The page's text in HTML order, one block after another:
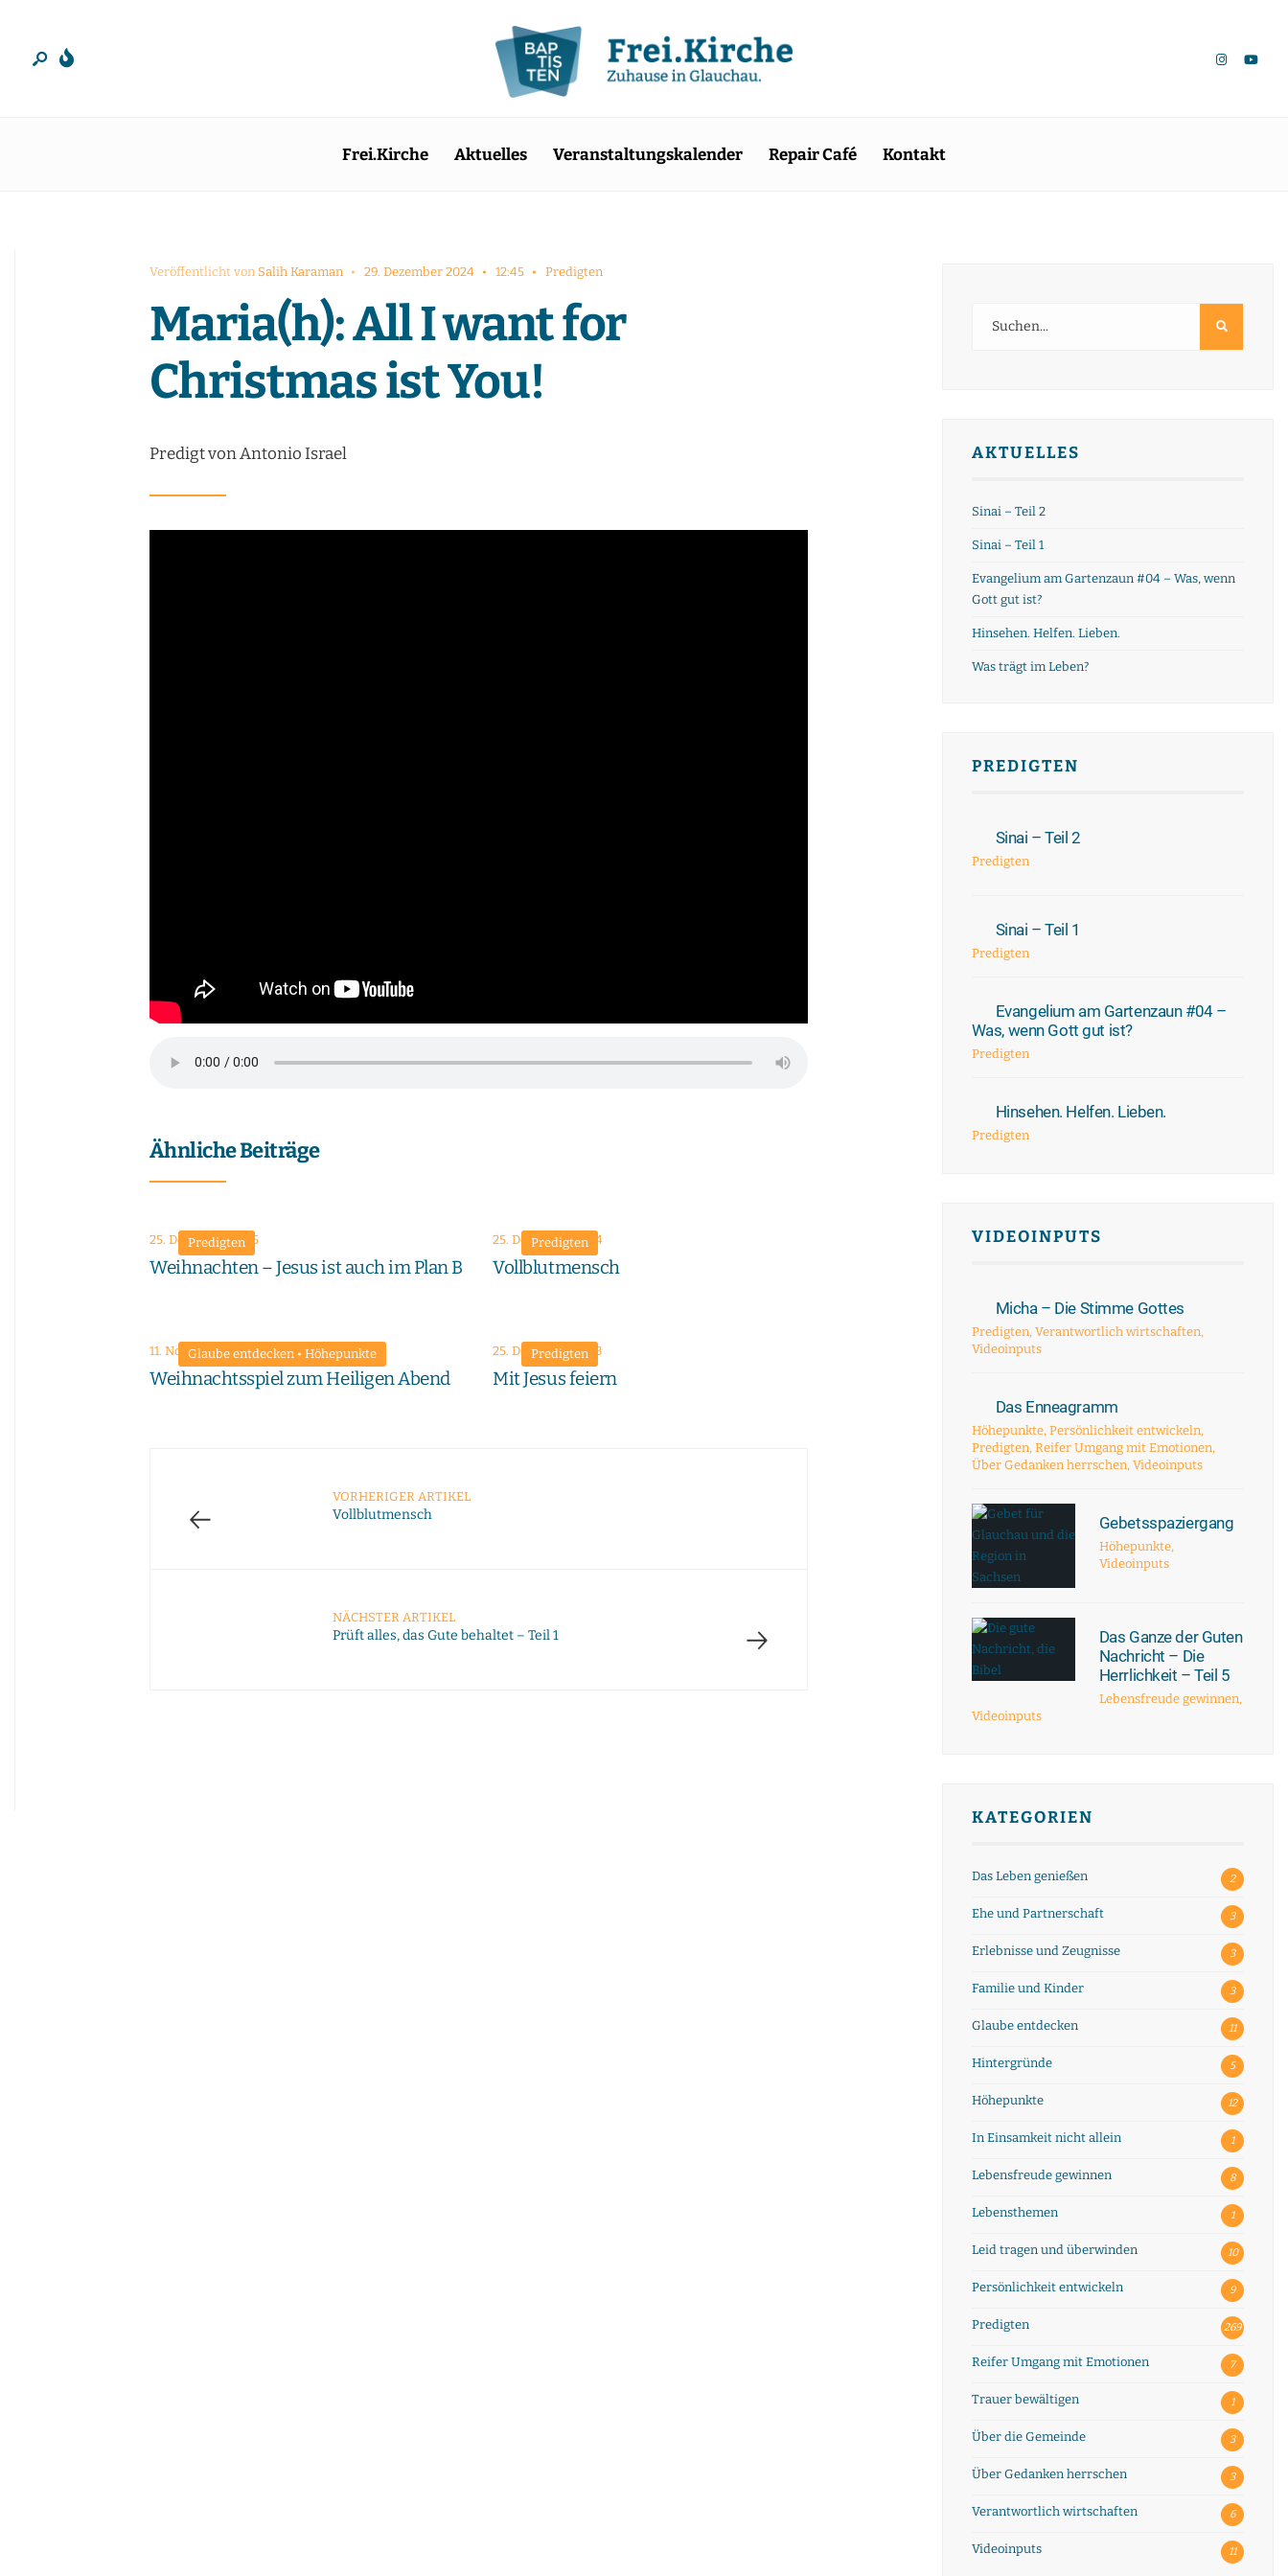
Frei.Kirche Aktuelles Veranstaltungskalender Repair Café Kontakt
Veröffentlicht von Salih Karaman • 29. Dezember 2024 • 12:45 • Predigten
Maria(h): All I want for
Christmas ist You!
Predigt von Antonio Israel
Ähnliche Beiträge
Predigten
25. Dezember 2025
Weihnachten – Jesus ist auch im Plan B
Predigten
25. Dezember 2024
Vollblutmensch
Glaube entdecken • Höhepunkte
11. November 2024
Weihnachtsspiel zum Heiligen Abend
Predigten
25. Dezember 2023
Mit Jesus feiern
←
VORHERIGER ARTIKEL
Vollblutmensch
→
NÄCHSTER ARTIKEL
Prüft alles, das Gute behaltet – Teil 1
AKTUELLES
Sinai – Teil 2
Sinai – Teil 1
Evangelium am Gartenzaun #04 – Was, wenn
Gott gut ist?
Hinsehen. Helfen. Lieben.
Was trägt im Leben?
PREDIGTEN
Sinai – Teil 2
Predigten
Sinai – Teil 1
Predigten
Evangelium am Gartenzaun #04 –
Was, wenn Gott gut ist?
Predigten
Hinsehen. Helfen. Lieben.
Predigten
VIDEOINPUTS
Micha – Die Stimme Gottes
Predigten, Verantwortlich wirtschaften,
Videoinputs
Das Enneagramm
Höhepunkte, Persönlichkeit entwickeln,
Predigten, Reifer Umgang mit Emotionen,
Über Gedanken herrschen, Videoinputs
Gebetsspaziergang
Höhepunkte,
Videoinputs
Das Ganze der Guten
Nachricht – Die
Herrlichkeit – Teil 5
Lebensfreude gewinnen,
Videoinputs
KATEGORIEN
Das Leben genießen 2
Ehe und Partnerschaft 3
Erlebnisse und Zeugnisse 3
Familie und Kinder 3
Glaube entdecken 11
Hintergründe 5
Höhepunkte 12
In Einsamkeit nicht allein 1
Lebensfreude gewinnen 8
Lebensthemen 1
Leid tragen und überwinden 10
Persönlichkeit entwickeln 9
Predigten 269
Reifer Umgang mit Emotionen 7
Trauer bewältigen 1
Über die Gemeinde 3
Über Gedanken herrschen 3
Verantwortlich wirtschaften 6
Videoinputs 11